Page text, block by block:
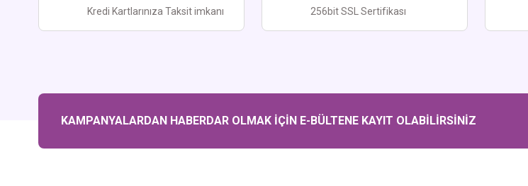
Bu ürüne benzer farklı alternatifler olmalı.
Kredi Kartlarınıza Taksit imkanı
256bit SSL Sertifikası
KAMPANYALARDAN HABERDAR OLMAK İÇİN E-BÜLTENE KAYIT OLABİLİRSİNİZ